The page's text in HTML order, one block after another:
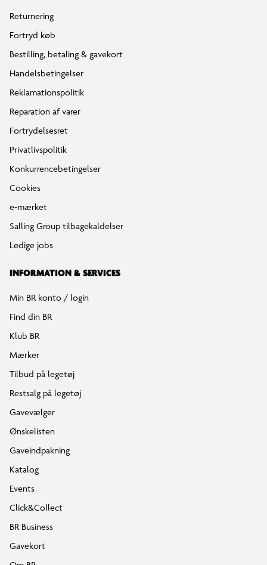
Returnering
Fortryd køb
Bestilling, betaling & gavekort
Handelsbetingelser
Reklamationspolitik
Reparation af varer
Fortrydelsesret
Privatlivspolitik
Konkurrencebetingelser
Cookies
e-mærket
Salling Group tilbagekaldelser
Ledige jobs
INFORMATION & SERVICES
Min BR konto / login
Find din BR
Klub BR
Mærker
Tilbud på legetøj
Restsalg på legetøj
Gavevælger
Ønskelisten
Gaveindpakning
Katalog
Events
Click&Collect
BR Business
Gavekort